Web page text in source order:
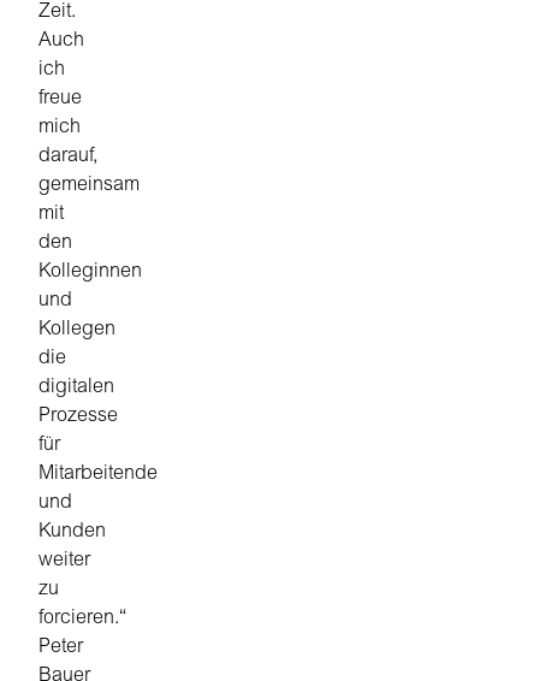
Zeit.
Auch
ich
freue
mich
darauf,
gemeinsam
mit
den
Kolleginnen
und
Kollegen
die
digitalen
Prozesse
für
Mitarbeitende
und
Kunden
weiter
zu
forcieren.“
Peter
Bauer